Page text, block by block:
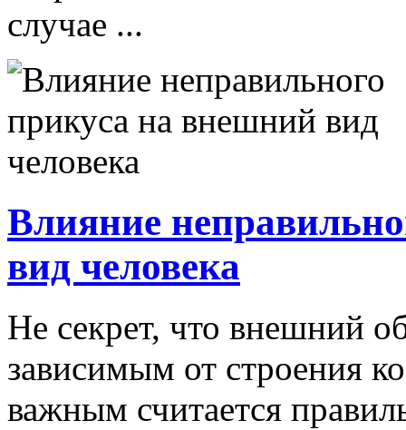
случае ...
Влияние
вид человека
Не секрет, что внешний
зависимым от строения
важным считается